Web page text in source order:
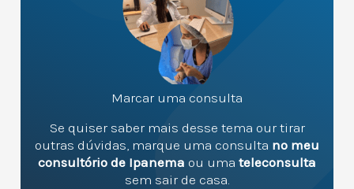
Marcar uma consulta
Se quiser saber mais desse tema our tirar
outras dúvidas, marque uma consulta no meu
consultório de Ipanema ou uma teleconsulta
sem sair de casa.